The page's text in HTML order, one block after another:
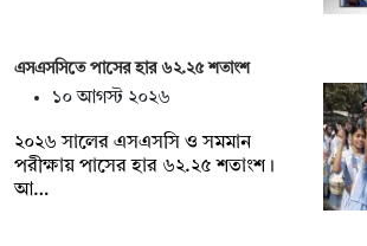
এসএসসিতে পাসের হার ৬২.২৫ শতাংশ
১০ আগস্ট ২০২৬
২০২৬ সালের এসএসসি ও সমমান
পরীক্ষায় পাসের হার ৬২.২৫ শতাংশ।
আ…